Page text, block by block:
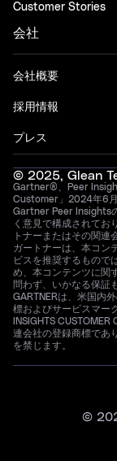
Customer Stories
会社
会社概要
採用情報
プレス
© 2025, Glean
Gartner®、Peer
Customer」2024年6
Gartner Peer Insights
く意見で構成されてお
トナーまたはその関連
ガートナーは、本コン
ビスを推奨するもので
め、本コンテンツに関
問わず、いかなる保証
GARTNERは、米国内
標およびサービスマー
INSIGHTS
連会社の登録商標であ
を禁じます。
©